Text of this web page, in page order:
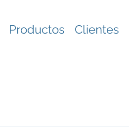
Productos Clientes